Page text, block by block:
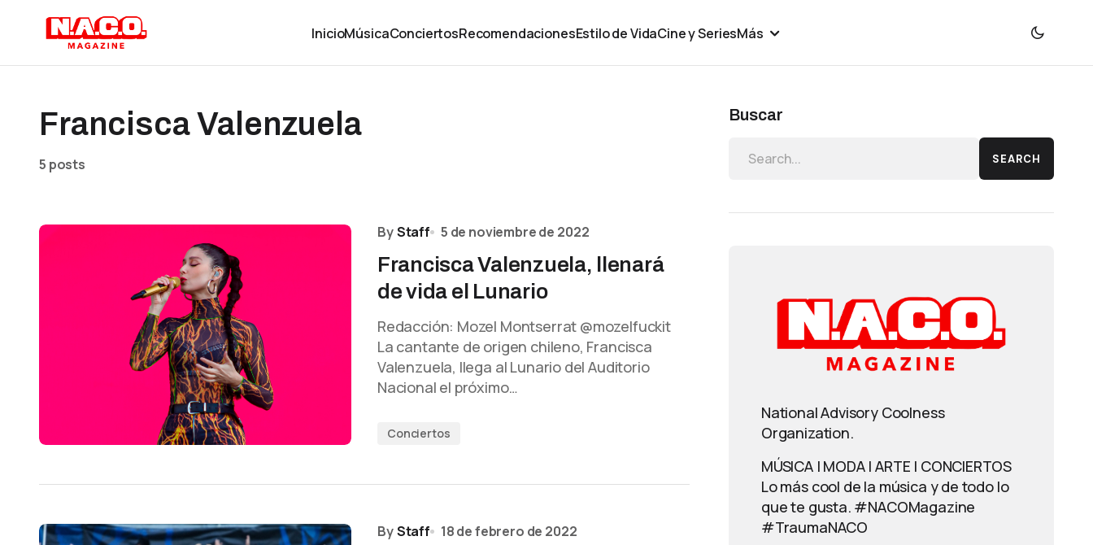
InicioMúsicaConciertosRecomendacionesEstilo de VidaCine y SeriesMás
Francisca Valenzuela
5 posts
ByStaff 5 de noviembre de 2022
Francisca Valenzuela, llenará
de vida el Lunario
Redacción: Mozel Montserrat @mozelfuckit
La cantante de origen chileno, Francisca
Valenzuela, llega al Lunario del Auditorio
Nacional el próximo…
Conciertos
ByStaff 18 de febrero de 2022
Buscar
SEARCH
National Advisory Coolness
Organization.
MÚSICA | MODA | ARTE | CONCIERTOS
Lo más cool de la música y de todo lo
que te gusta. #NACOMagazine
#TraumaNACO